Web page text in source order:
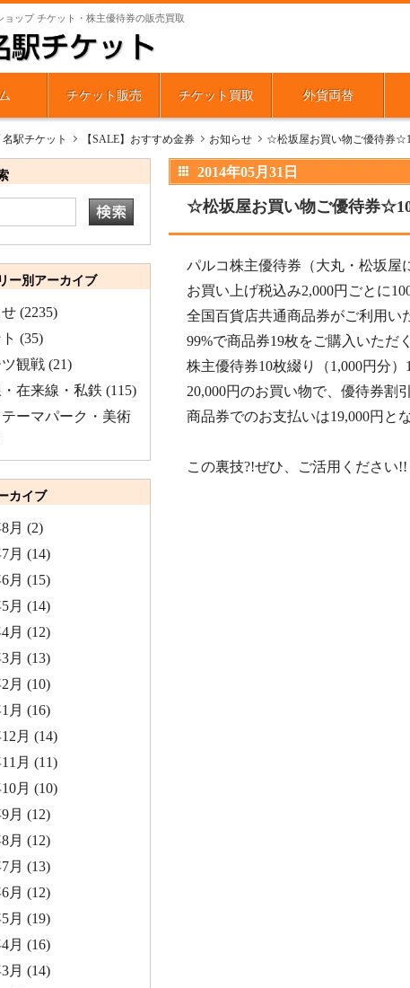
ョップ チケット・株主優待券の販売買取
チケット販売 チケット買取 外貨両替
駅チケット 【SALE】おすすめ金券 お知らせ ☆松坂屋お買い物ご優待券
2014年05月31日
☆松坂屋お買い物ご優待券
パルコ株主優待券（大丸・松坂屋
お買い上げ税込み2,000円ごとに
全国百貨店共通商品券がご利用い
99%で商品券19枚をご購入いただ
株主優待券10枚綴り（1,000円分
20,000円のお買い物で、優待券割引
商品券でのお支払いは19,000円と
この裏技?!ぜひ、ご活用ください!!
ー別アーカイブ
(2235)
(35)
観戦 (21)
在来線・私鉄 (115)
ーマパーク・美術
カイブ
月 (2)
月 (14)
月 (15)
月 (14)
月 (12)
月 (13)
月 (10)
月 (16)
月 (14)
月 (11)
月 (10)
月 (12)
月 (12)
月 (13)
月 (12)
月 (19)
月 (16)
月 (14)